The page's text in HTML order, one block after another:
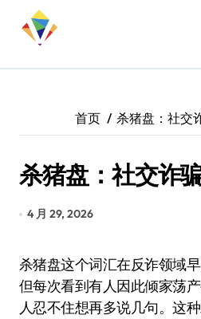
首页 杀猪盘：社交
杀猪盘：社交诈
4 月 29, 2026
杀猪盘这个词汇在反诈领域早已不是什么新鲜词，
但每次看到有人因此倾家荡
人忍不住想再多说几句。这